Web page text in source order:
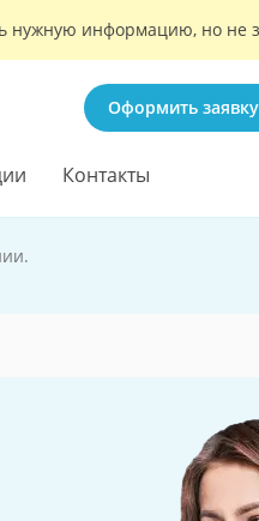
нужную информацию, но не
Оформить заявку
Контакты